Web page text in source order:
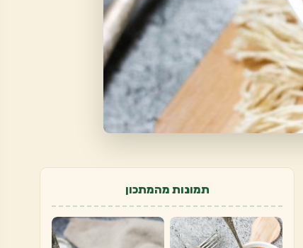
תמונות מהמתכון